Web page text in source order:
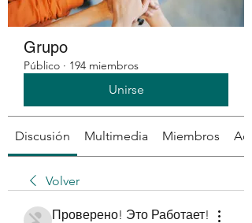
Grupo
Público · 194 miembros
Unirse
Discusión Multimedia Miembros
Volver
Проверено! Это Работает!